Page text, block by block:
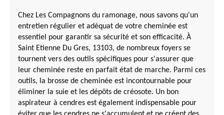
Chez Les Compagnons du ramonage, nous savons qu'un
entretien régulier et adéquat de votre cheminée est
essentiel pour garantir sa sécurité et son efficacité. À
Saint Etienne Du Gres, 13103, de nombreux foyers se
tournent vers des outils spécifiques pour s'assurer que
leur cheminée reste en parfait état de marche. Parmi ces
outils, la brosse de cheminée est incontournable pour
éliminer la suie et les dépôts de créosote. Un bon
aspirateur à cendres est également indispensable pour